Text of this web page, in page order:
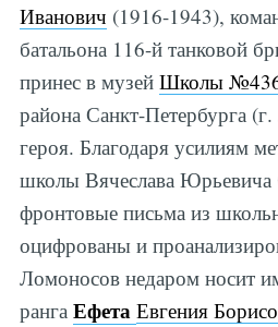
Иванович (1916-1943),
батальона 116-й танковой
принес в музей Школы
района Санкт-Петербурга
героя. Благодаря усилиям
школы Вячеслава Юрьевича
фронтовые письма из
оцифрованы и
Ломоносов недаром носит
ранга Ефета Евгения